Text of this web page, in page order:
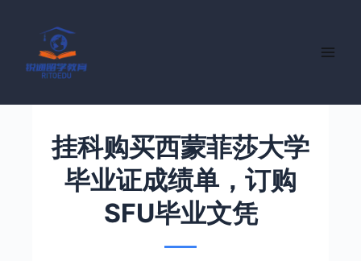
挂科购买西蒙菲莎大学
毕业证成绩单，订购
SFU毕业文凭